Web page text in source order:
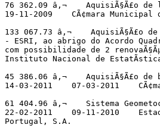
76 362.09 â‚¬    AquisiÃ§Ã£o
19-11-2009    CÃ¢mara
133 067.73 â‚¬    AquisiÃ§Ã£o
- ESRI, ao abrigo do Acordo
com possibilidade de 2
Instituto Nacional de
45 386.06 â‚¬    AquisiÃ§Ã£o
14-03-2011    07-03-2011
61 404.96 â‚¬    Sistema
22-02-2011    09-11-2010
Portugal, S.A.